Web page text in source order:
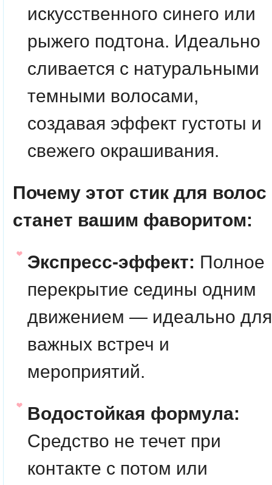
искусственного синего или
рыжего подтона. Идеально
сливается с натуральными
темными волосами,
создавая эффект густоты и
свежего окрашивания.
Почему этот стик для волос
станет вашим фаворитом:
Экспресс-эффект: Полное
перекрытие седины одним
движением — идеально для
важных встреч и
мероприятий.
Водостойкая формула:
Средство не течет при
контакте с потом или